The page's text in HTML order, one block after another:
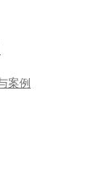
案例